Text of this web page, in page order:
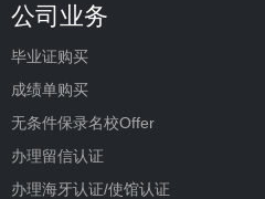
公司业务
毕业证购买
成绩单购买
无条件保录名校Offer
办理留信认证
办理海牙认证/使馆认证